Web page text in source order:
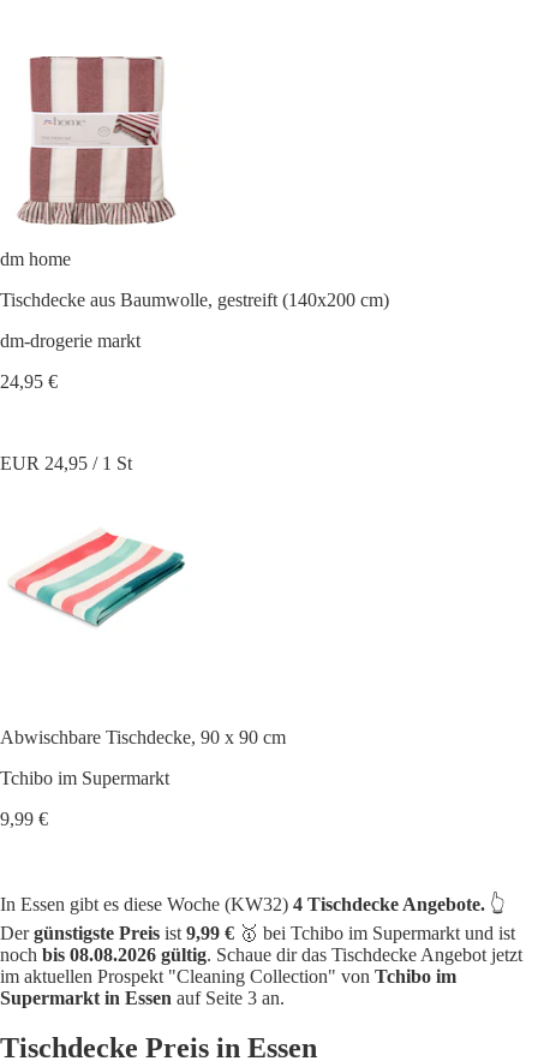
dm home
Tischdecke aus Baumwolle, gestreift (140x200 cm)
dm-drogerie markt
24,95 €
EUR 24,95 / 1 St
Abwischbare Tischdecke, 90 x 90 cm
Tchibo im Supermarkt
9,99 €
In Essen gibt es diese Woche (KW32) 4 Tischdecke Angebote. 👆
Dergünstigste Preis ist 9,99 € 🥇 bei Tchibo im Supermarkt und ist
noch bis 08.08.2026 gültig. Schaue dir das Tischdecke Angebot jetzt
im aktuellen Prospekt "Cleaning Collection" von Tchibo im
Supermarkt in Essen auf Seite 3 an.
Tischdecke Preis in Essen